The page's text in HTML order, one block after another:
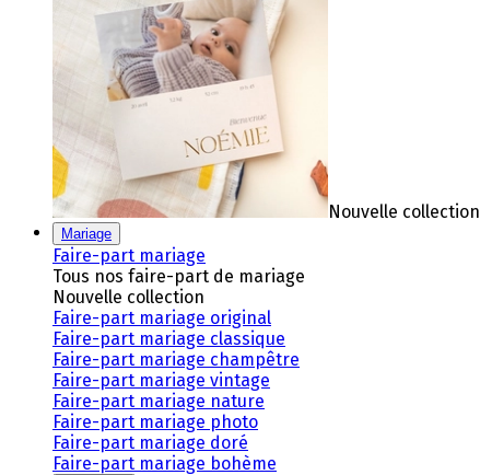
Nouvelle collection
Mariage
Faire-part mariage
Tous nos faire-part de mariage
Nouvelle collection
Faire-part mariage original
Faire-part mariage classique
Faire-part mariage champêtre
Faire-part mariage vintage
Faire-part mariage nature
Faire-part mariage photo
Faire-part mariage doré
Faire-part mariage bohème